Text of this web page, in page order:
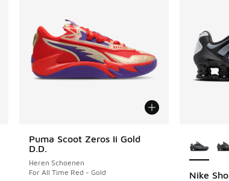
Puma Scoot Zeros Ii Gold
D.D.
Heren Schoenen
For All Time Red - Gold
Nike